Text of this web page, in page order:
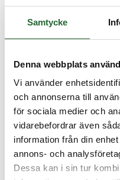
Samtycke
Denna webbplats
Vi använder
och annonserna till
för sociala medier och
vidarebefordrar även
information från din
annons- och
Dessa kan i sin tur
Artikelnamn:
Lagerstatus:I lager
Ej prissatt
Kontakta oss för pris inkl. frakt